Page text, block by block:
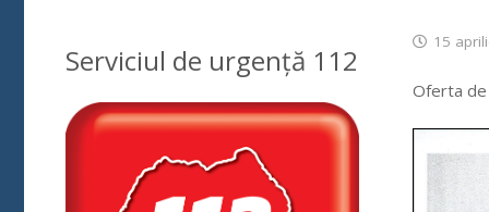
15
Oferta de
Serviciul de urgență 112